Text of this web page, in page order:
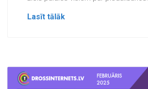
Lasīt tālāk